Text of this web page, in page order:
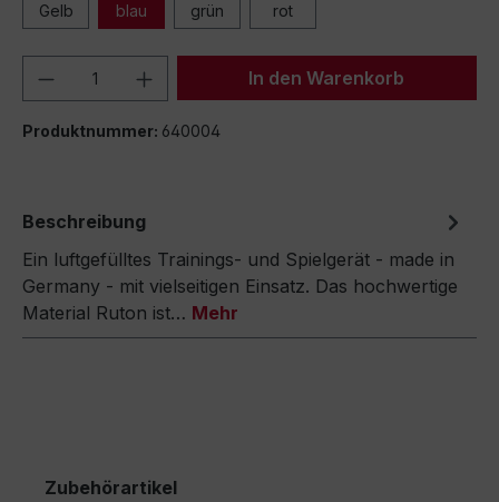
Gelb blau grün rot
Produkt Anzahl: Gib denIn den Warenkorb
Produktnummer: 640004
Beschreibung
Ein luftgefülltes Trainings- und Spielgerät - made in
Germany - mit vielseitigen Einsatz. Das hochwertige
Material Ruton ist… Mehr
Zubehörartikel